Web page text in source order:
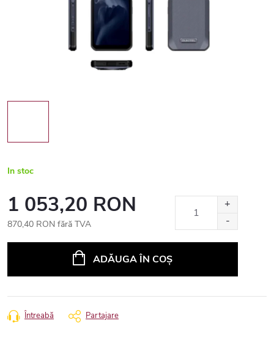
In stoc
1 053,20 RON
870,40 RON fără TVA
ADĂUGA ÎN COŞ
Întreabă Partajare